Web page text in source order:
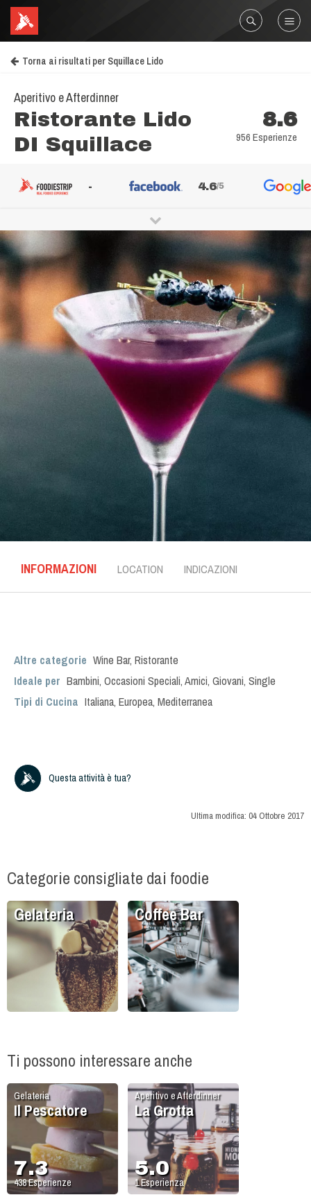
Torna ai risultati per Squillace Lido
Aperitivo e Afterdinner
Ristorante Lido
DI Squillace
8.6
956 Esperienze
- 4.6/5
INFORMAZIONI LOCATION INDICAZIONI
Altre categorie Wine Bar, Ristorante
Ideale per Bambini, Occasioni Speciali,Amici, Giovani, Single
Tipi di Cucina Italiana, Europea, Mediterranea
Questa attività è tua?
Ultima modifica: 04 Ottobre 2017
Categorie consigliate dai foodie
Gelateria Coffee Bar
Ti possono interessare anche
Gelateria
Il Pescatore
7.3
438Esperienze
Aperitivo e Afterdinner
La Grotta
5.0
1Esperienza